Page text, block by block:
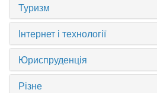
Туризм
Інтернет і технології
Юриспруденція
Різне